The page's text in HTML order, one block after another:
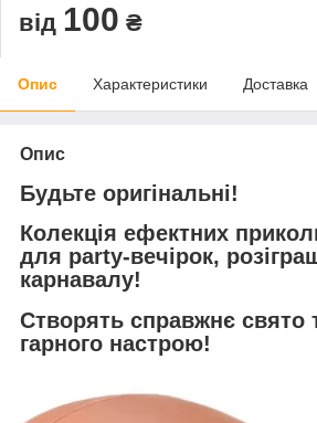
від 100 ₴
Опис Характеристики Доставка
Опис
Будьте оригінальні!
Колекція ефектних
для party-вечірок,
карнавалу!
Створять справжнє свято
гарного настрою!